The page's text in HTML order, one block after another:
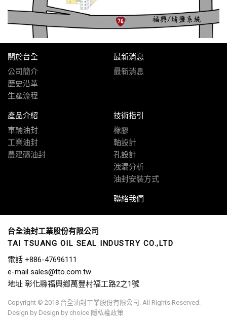
關於台全
公司簡介
歷史沿革
生產流程
最新消息
最新消息
產品介紹
車輛油封
工業油封
農建礦油封
技術指引
橡膠
軸設計
孔設計
洩漏分析
油封安裝方式
聯絡我們
台全油封工業股份有限公司
TAI TSUANG OIL SEAL INDUSTRY CO.,LTD
電話 +886-47696111
e-mail sales@tto.com.tw
地址 彰化縣福興鄉萬豐村福工路2之1號
Copyright © 2018 台全油封工業股份有限公司. All Rights Reserved.
Design by Design by choice 隱私權政策